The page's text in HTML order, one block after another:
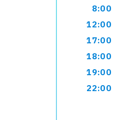
8:00
12:00
17:00
18:00
19:00
22:00